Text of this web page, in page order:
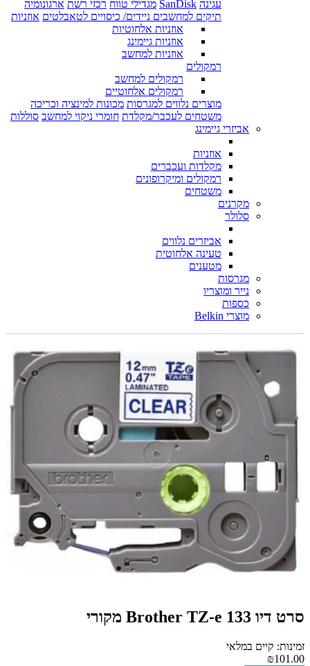
עגינה SanDisk מגדילי טווח רכזי רשת ארגונומיה
תיקים למחשבים ניידים/ כיסויים לטאבלטים אוזניות
אוזניות אלחוטיות
אוזניות גיימינג
אוזניות למחשב
רמקולים
רמקולים למחשב
רמקולים אלחוטיים
מוצרים נלווים למגרסות מכונות למינציה וכריכה
משטחים לעכבר/מקלדת חומרי ניקוי למחשב סוללות
אביזרי גיימינג
אוזניות
מקלדות ועכברים
רמקולים ומיקרופונים
משטחים
מקרנים
סלולר
אביזרים נלווים
טעינה אלחוטית
מטענים
מגרסות
נייר ומוצריו
כספות
מוצרי Belkin
‏סרט דיו Brother TZ-e 133 מקורי
זמינות: קיים במלאי
₪101.00